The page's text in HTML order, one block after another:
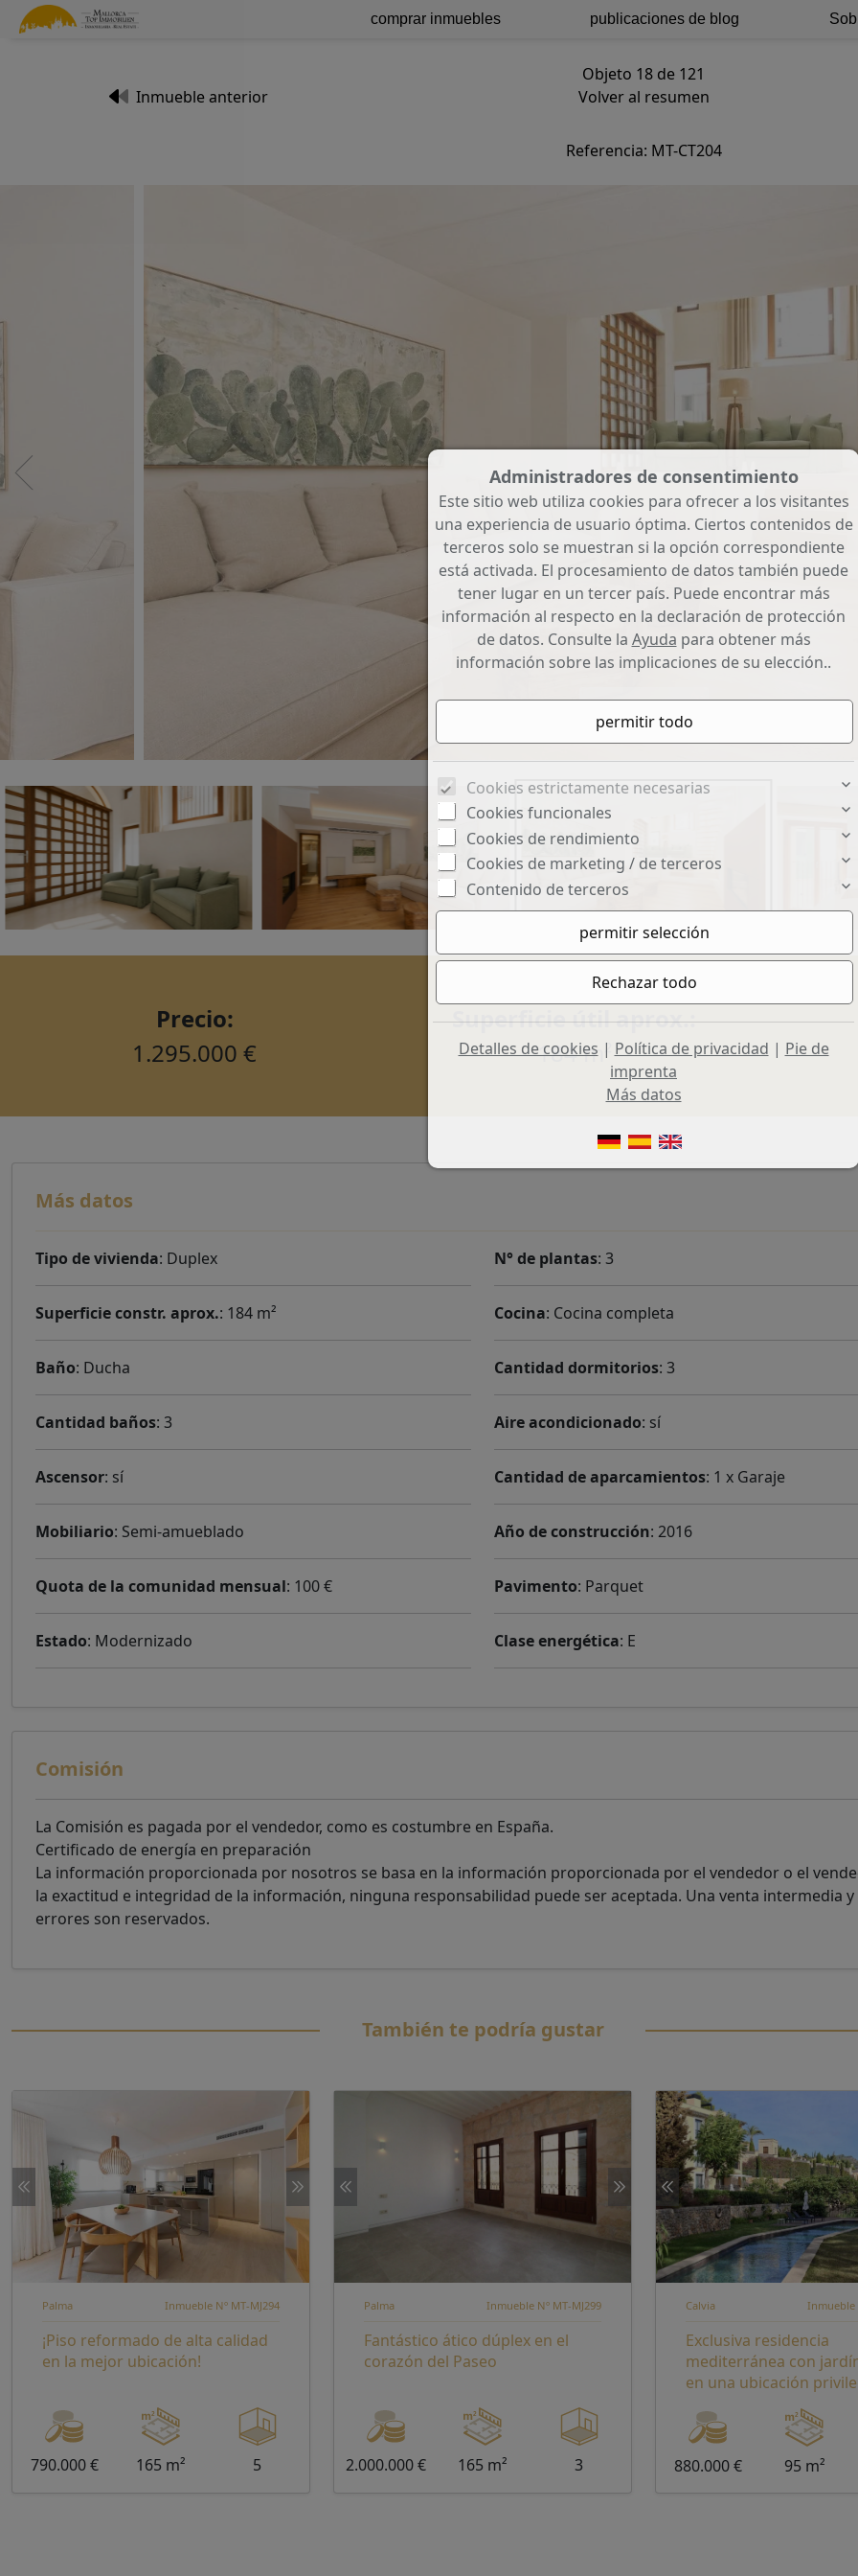
comprar inmuebles publicaciones de blog
Objeto 18 de 121
Inmueble anterior Volver al resumen
Referencia: MT-CT204
Wohnzimmer
Precio:
1.295.000 €
Superficie útil aprox.:
184 m²
Más datos
Tipo de vivienda: Duplex N° de plantas: 3
Superficie constr. aprox.: 184 m² Cocina: Cocina completa
Baño: Ducha Cantidad dormitorios: 3
Cantidad baños: 3 Aire acondicionado: sí
Ascensor: sí Cantidad de aparcamientos: 1 x Garaje
Mobiliario: Semi-amueblado Año de construcción: 2016
Quota de la comunidad mensual: 100 € Pavimento: Parquet
Estado: Modernizado Clase energética: E
Comisión
La Comisión es pagada por el vendedor, como es costumbre en España.
Certificado de energía en preparación
La información proporcionada por nosotros se basa en la información proporcionada por el vendedor o el
la exactitud e integridad de la información, ninguna responsabilidad puede ser aceptada. Una venta intermedia y
errores son reservados.
También te podría gustar
Palma Inmueble Nº MT-MJ294
¡Piso reformado de alta calidad
en la mejor ubicación!
790.000 € 165 m² 5
Palma Inmueble Nº MT-MJ299
Fantástico ático dúplex en el
corazón del Paseo
2.000.000 € 165 m² 3
Calvia Inmueble
Exclusiva residencia
mediterránea con
en una ubicación
880.000 € 95 m²
Administradores de consentimiento
Este sitio web utiliza cookies para ofrecer a los visitantes
una experiencia de usuario óptima. Ciertos contenidos de
terceros solo se muestran si la opción correspondiente
está activada. El procesamiento de datos también puede
tener lugar en un tercer país. Puede encontrar más
información al respecto en la declaración de protección
de datos. Consulte la Ayuda para obtener más
información sobre las implicaciones de su elección..
Cookies estrictamente necesarias
Cookies funcionales
Cookies de rendimiento
Cookies de marketing / de terceros
Contenido de terceros
Detalles de cookies | Política de privacidad | Pie de
imprenta
Más datos